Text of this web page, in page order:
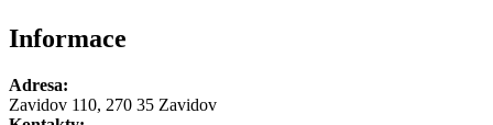
Informace
Adresa:
Zavidov 110, 270 35 Zavidov